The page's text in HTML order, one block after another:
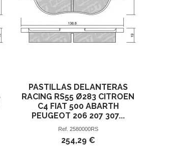
PASTILLAS DELANTERAS
RACING RS55 Ø283 CITROEN
C4 FIAT 500 ABARTH
PEUGEOT 206 207 307...
Ref. 2580000RS
254,29 €